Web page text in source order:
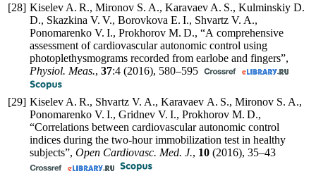
[28] Kiselev A. R., Mironov S. A., Karavaev A. S., Kulminskiy D.
D., Skazkina V. V., Borovkova E. I., Shvartz V. A.,
Роnomarenko V. I., Prokhorov M. D., “A comprehensive
assessment of cardiovascular autonomic control using
photoplethysmograms recorded from earlobe and fingers”,
Physiol. Meas., 37:4 (2016), 580–595
[29] Kiselev A. R., Shvartz V. A., Karavaev A. S., Mironov S. A.,
Ponomarenko V. I., Gridnev V. I., Prokhorov M. D.,
“Correlations between cardiovascular autonomic control
indices during the two-hour immobilization test in healthy
subjects”, Open Cardiovasc. Med. J., 10 (2016), 35–43